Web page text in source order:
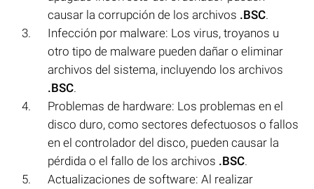
causar la corrupción de los archivos .BSC.
Infección por malware: Los virus, troyanos u
otro tipo de malware pueden dañar o eliminar
archivos del sistema, incluyendo los archivos
.BSC.
Problemas de hardware: Los problemas en el
disco duro, como sectores defectuosos o fallos
en el controlador del disco, pueden causar la
pérdida o el fallo de los archivos .BSC.
Actualizaciones de software: Al realizar